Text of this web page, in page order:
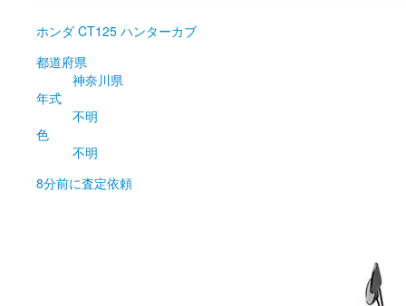
ホンダ CT125 ハンターカブ
都道府県
神奈川県
年式
不明
色
不明
8分前に査定依頼